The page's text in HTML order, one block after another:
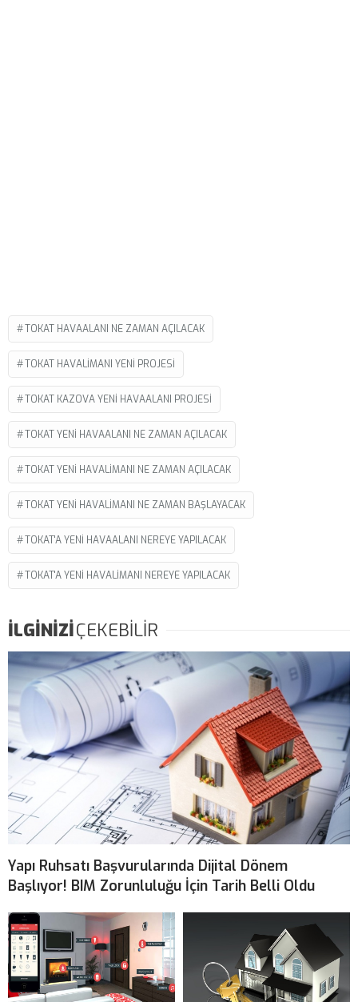
TOKAT HAVAALANI NE ZAMAN AÇILACAK
TOKAT HAVALIMANI YENI PROJESI
TOKAT KAZOVA YENI HAVAALANI PROJESI
TOKAT YENI HAVAALANI NE ZAMAN AÇILACAK
TOKAT YENI HAVALIMANI NE ZAMAN AÇILACAK
TOKAT YENI HAVALIMANI NE ZAMAN BAŞLAYACAK
TOKAT'A YENI HAVAALANI NEREYE YAPILACAK
TOKAT'A YENI HAVALIMANI NEREYE YAPILACAK
İLGİNİZİÇEKEBİLİR
Yapı Ruhsatı Başvurularında Dijital Dönem
Başlıyor! BIM Zorunluluğu İçin Tarih Belli Oldu